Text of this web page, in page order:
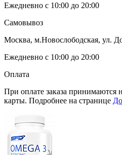
Ежедневно с 10:00 до 20:00
Самовывоз
Москва, м.Новослободская, ул.
Ежедневно с 10:00 до 20:00
Оплата
При оплате заказа принимаются
карты. Подробнее на странице